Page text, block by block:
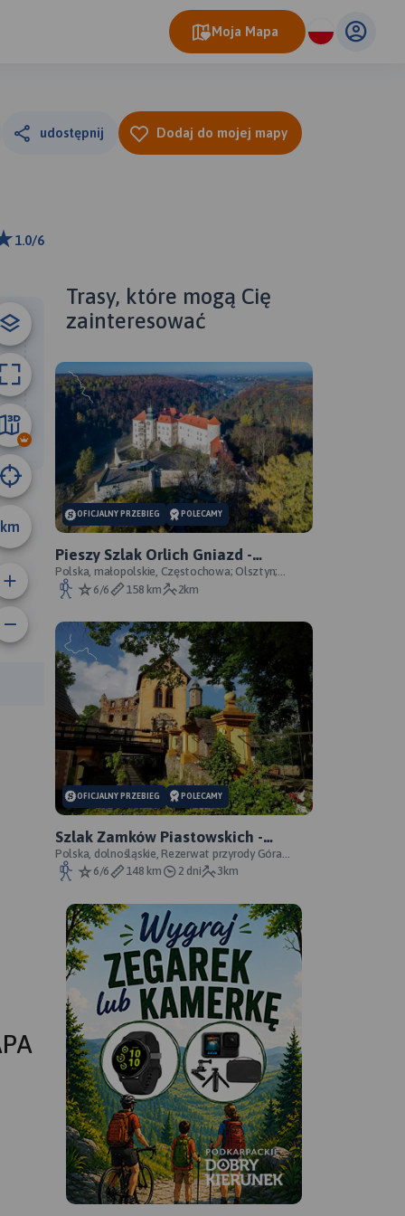
Moja Mapa
udostępnij Dodaj do mojej mapy
1.0/6
km
10 km
Trasy, które mogą Cię
zainteresować
OFICJALNY PRZEBIEG POLECAMY
Pieszy Szlak Orlich Gniazd -
oficjalny przebieg szlaku
Polska, małopolskie, Częstochowa; Olsztyn;
Mirów; Bobolice; Morsko; Ogrodzieniec; Pilica;
Smoleń; By
6/6 158 km 2km
OFICJALNY PRZEBIEG POLECAMY
Szlak Zamków Piastowskich -
oficjalny przebieg
Polska, dolnośląskie, Rezerwat przyrody Góra
Choina, Zagórze Śląskie, powiat wałbrzyski
6/6 148 km 2 dni 3km